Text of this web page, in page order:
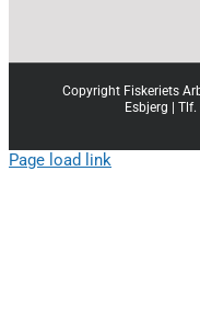
Copyright Fiskeriets
Esbjerg |
Page load link